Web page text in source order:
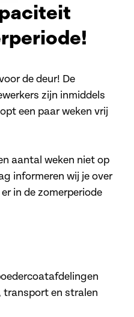
de deur! De
zijn inmiddels
een paar weken vrij
aantal weken niet op
informeren wij je over
in de zomerperiode
transport en stralen